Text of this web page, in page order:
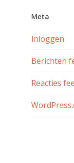
Meta
Inloggen
Berichten
Reacties